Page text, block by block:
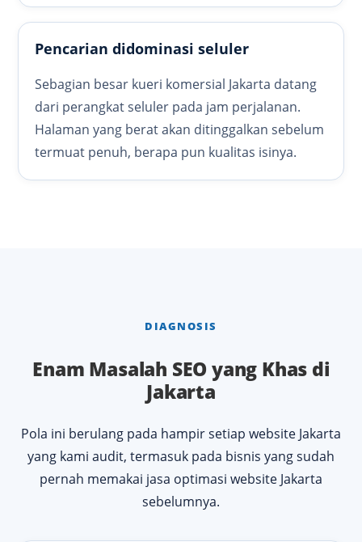
Pencarian didominasi seluler
Sebagian besar kueri komersial Jakarta datang
dari perangkat seluler pada jam perjalanan.
Halaman yang berat akan ditinggalkan sebelum
termuat penuh, berapa pun kualitas isinya.
DIAGNOSIS
Enam Masalah SEO yang Khas di
Jakarta
Pola ini berulang pada hampir setiap website Jakarta
yang kami audit, termasuk pada bisnis yang sudah
pernah memakai jasa optimasi website Jakarta
sebelumnya.